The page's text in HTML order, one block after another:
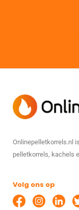
Onlinepelletkorrels.nl
pelletkorrels, kachels
Volg ons op